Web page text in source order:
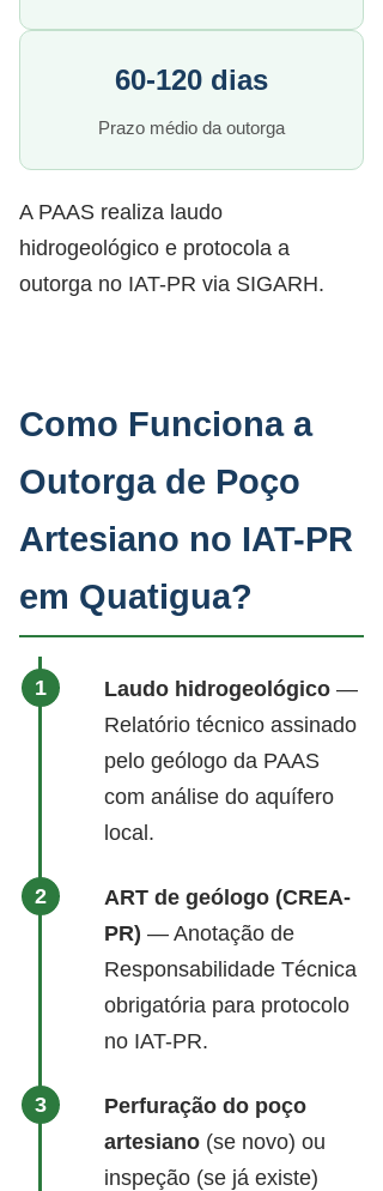
60-120 dias
Prazo médio da outorga
A PAAS realiza laudo
hidrogeológico e protocola a
outorga no IAT-PR via SIGARH.
Como Funciona a
Outorga de Poço
Artesiano no IAT-PR
em Quatigua?
Laudo hidrogeológico —
Relatório técnico assinado
pelo geólogo da PAAS
com análise do aquífero
local.
ART de geólogo (CREA-
PR) — Anotação de
Responsabilidade Técnica
obrigatória para protocolo
no IAT-PR.
Perfuração do poço
artesiano (se novo) ou
inspeção (se já existe)